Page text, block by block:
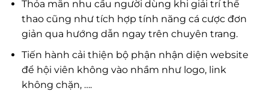
Thỏa mãn nhu cầu người dùng khi giải trí thể
thao cũng như tích hợp tính năng cá cược đơn
giản qua hướng dẫn ngay trên chuyên trang.
Tiến hành cải thiện bộ phận nhận diện website
để hội viên không vào nhầm như logo, link
không chặn, ….